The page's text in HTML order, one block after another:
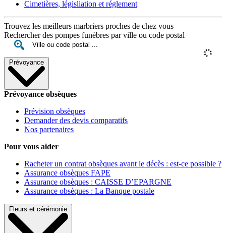
Cimetières, législiation et réglement
Trouvez les meilleurs marbriers proches de chez vous
Rechercher des pompes funèbres par ville ou code postal
Prévoyance
Prévoyance obsèques
Prévision obsèques
Demander des devis comparatifs
Nos partenaires
Pour vous aider
Racheter un contrat obsèques avant le décès : est-ce possible ?
Assurance obsèques FAPE
Assurance obsèques : CAISSE D’EPARGNE
Assurance obsèques : La Banque postale
Fleurs et cérémonie